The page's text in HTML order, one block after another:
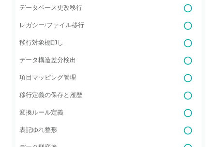
データベース更改移行
レガシー/ファイル移行
移行対象棚卸し
データ構造差分検出
項目マッピング管理
移行定義の保存と履歴
変換ルール定義
表記ゆれ整形